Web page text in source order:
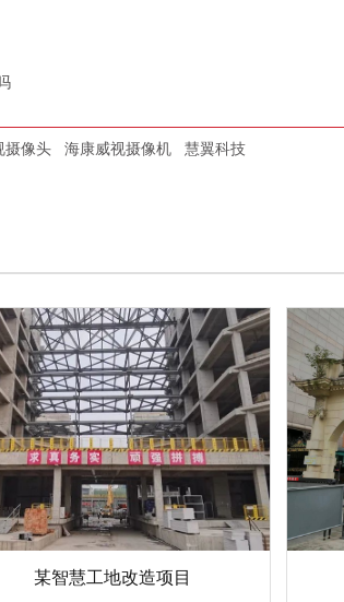
摄像头 海康威视摄像机 慧翼科技
某智慧工地改造项目